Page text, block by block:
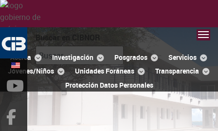
Acerca Investigación Posgrados
Servicios
Jóvenes/Niños
Unidades Foráneas
Transparencia
Protección Datos Personales
Buscar en CIBNOR
YouTube
Facebook